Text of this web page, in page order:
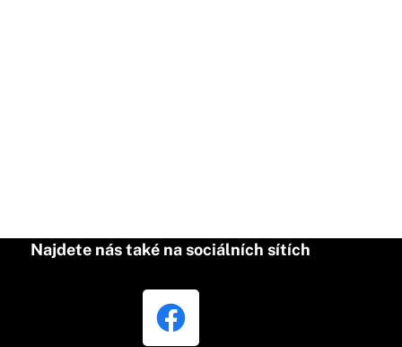
Najdete nás také na sociálních sítích